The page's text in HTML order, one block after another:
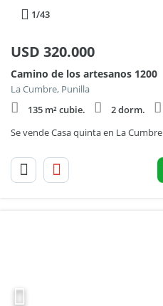
1/43
USD 320.000
Camino de los artesanos 1200
La Cumbre, Punilla
135 m² cubie.
2 dorm.
Se vende Casa quinta en La Cumbre